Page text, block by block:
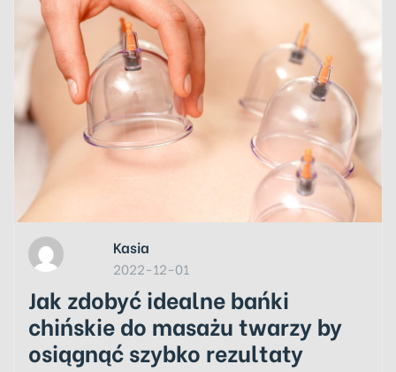
Kasia
2022-12-01
Jak zdobyć idealne bańki
chińskie do masażu twarzy by
osiągnąć szybko rezultaty